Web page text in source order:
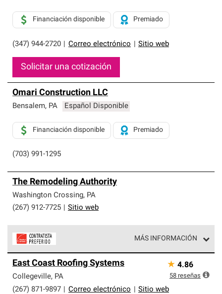
(347) 944-2720 Correo electrónico Sitio web
Financiación disponible Premiado
Solicitar una cotización
Omari Construction LLC
Bensalem, PA Español Disponible
(703) 991-1295
Financiación disponible Premiado
The Remodeling Authority
Washington Crossing, PA
(267) 912-7725
Sitio web
MÁS INFORMACIÓN
parte de una red exclusiva de profesionales de techos
que cumplen con altos estándares y requisitos estrictos
de profesionalismo y confiabilidad.
East Coast Roofing Systems
Collegeville, PA
(267) 871-9897
Correo electrónico Sitio web
★ 4.86
58 reseñas